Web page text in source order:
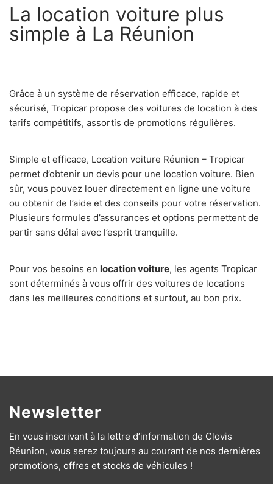
La location voiture plus
simple à La Réunion
Grâce à un système de réservation efficace, rapide et
sécurisé, Tropicar propose des voitures de location à des
tarifs compétitifs, assortis de promotions régulières.
Simple et efficace, Location voiture Réunion – Tropicar
permet d’obtenir un devis pour une location voiture. Bien
sûr, vous pouvez louer directement en ligne une voiture
ou obtenir de l’aide et des conseils pour votre réservation.
Plusieurs formules d’assurances et options permettent de
partir sans délai avec l’esprit tranquille.
Pour vos besoins en location voiture, les agents Tropicar
sont déterminés à vous offrir des voitures de locations
dans les meilleures conditions et surtout, au bon prix.
Newsletter
En vous inscrivant à la lettre d’information de Clovis
Réunion, vous serez toujours au courant de nos dernières
promotions, offres et stocks de véhicules !